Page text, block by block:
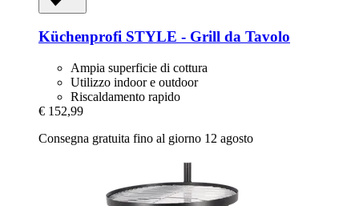
Küchenprofi STYLE -​ Grill da Tavolo
Ampia superficie di cottura
Utilizzo indoor e outdoor
Riscaldamento rapido
€ 152,99
Consegna gratuita fino al giorno 12 agosto